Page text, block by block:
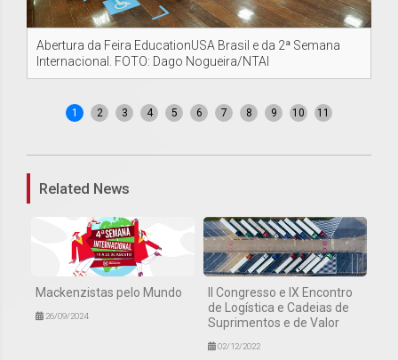
Abertura da Feira EducationUSA Brasil e da 2ª Semana
Internacional. FOTO: Dago Nogueira/NTAI
1 2 3 4 5 6 7 8 9 10 11
Related News
Mackenzistas pelo Mundo
26/09/2024
II Congresso e IX Encontro
de Logística e Cadeias de
Suprimentos e de Valor
02/12/2022